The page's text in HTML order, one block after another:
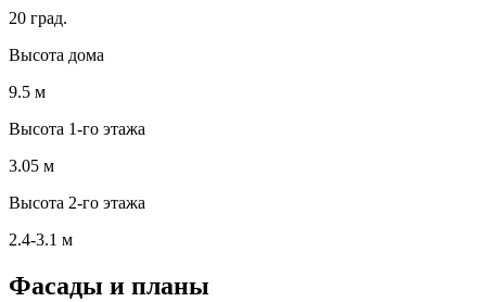
20 град.
Высота дома
9.5 м
Высота 1-го этажа
3.05 м
Высота 2-го этажа
2.4-3.1 м
Фасады и планы